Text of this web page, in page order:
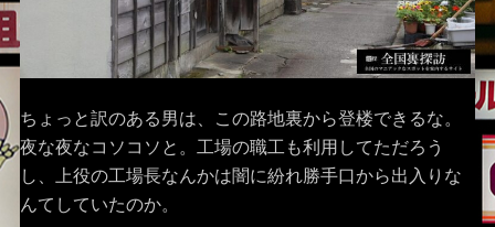
ちょっと訳のある男は、この路地裏から登楼できるな。
夜な夜なコソコソと。工場の職工も利用してただろう
し、上役の工場長なんかは闇に紛れ勝手口から出入りな
んてしていたのか。